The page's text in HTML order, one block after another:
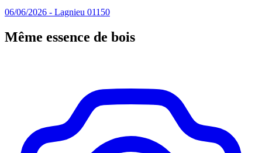
06/06/2026 - Lagnieu 01150
Même essence de bois